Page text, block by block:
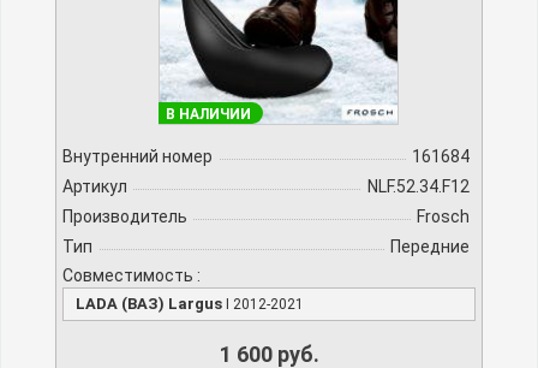
В НАЛИЧИИ
Внутренний номер
161684
Артикул
NLF.52.34.F12
Производитель
Frosch
Тип
Передние
Совместимость :
LADA (ВАЗ) Largus I 2012-2021
1 600 руб.